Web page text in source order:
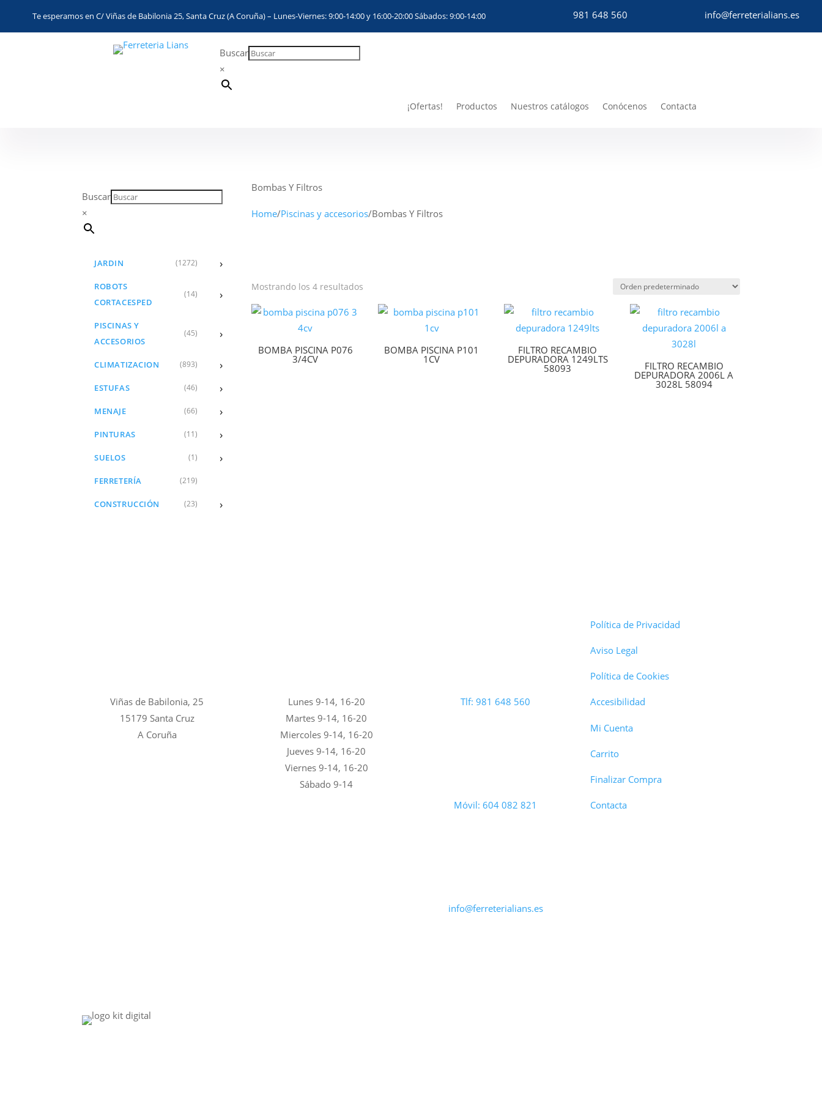
Te esperamos en C/ Viñas de Babilonia 25, Santa Cruz (A Coruña) – Lunes-Viernes: 9:00-14:00 y 16:00-20:00 Sábados: 9:00-14:00 981 648 560 info@ferreterialians.es
Buscar
×
¡Ofertas! Productos Nuestros catálogos Conócenos Contacta
Buscar
×
JARDIN (1272) ›
ROBOTS
CORTACESPED
(14) ›
PISCINAS Y
ACCESORIOS
(45) ›
CLIMATIZACION (893) ›
ESTUFAS (46) ›
MENAJE (66) ›
PINTURAS (11) ›
SUELOS (1) ›
FERRETERÍA (219)
CONSTRUCCIÓN (23) ›
Bombas Y Filtros
Home/Piscinas y accesorios/Bombas Y Filtros
Mostrando los 4 resultados
BOMBA PISCINA P076
3/4CV
BOMBA PISCINA P101
1CV
FILTRO RECAMBIO
DEPURADORA 1249LTS
58093 FILTRO RECAMBIO
DEPURADORA 2006L A
3028L 58094
Viñas de Babilonia, 25
15179 Santa Cruz
A Coruña
Lunes 9-14, 16-20
Martes 9-14, 16-20
Miercoles 9-14, 16-20
Jueves 9-14, 16-20
Viernes 9-14, 16-20
Sábado 9-14
Tlf: 981 648 560
Móvil: 604 082 821
info@ferreterialians.es
Política de Privacidad
Aviso Legal
Política de Cookies
Accesibilidad
Mi Cuenta
Carrito
Finalizar Compra
Contacta